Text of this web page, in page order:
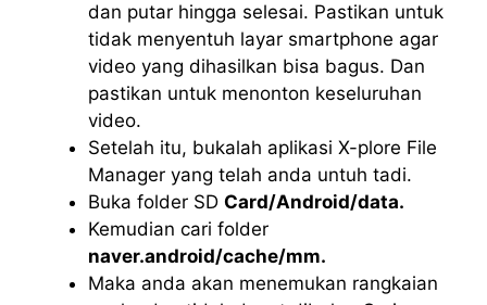
dan putar hingga selesai. Pastikan untuk
tidak menyentuh layar smartphone agar
video yang dihasilkan bisa bagus. Dan
pastikan untuk menonton keseluruhan
video.
Setelah itu, bukalah aplikasi X-plore File
Manager yang telah anda untuh tadi.
Buka folder SD Card/Android/data.
Kemudian cari folder
naver.android/cache/mm.
Maka anda akan menemukan rangkaian